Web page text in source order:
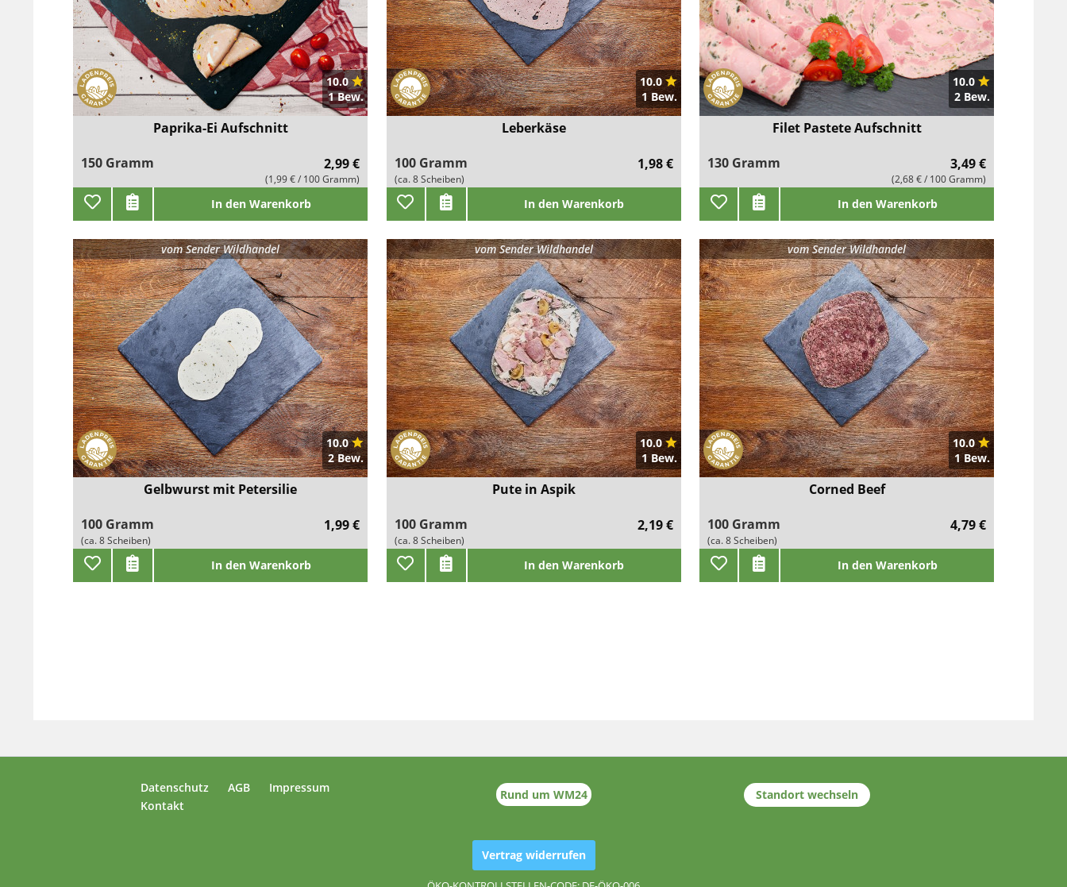
10.0
1 Bew.
Paprika-Ei Aufschnitt
150 Gramm
2,99 €
(1,99 € / 100 Gramm)
In den Warenkorb
10.0
1 Bew.
Leberkäse
100 Gramm
(ca. 8 Scheiben)
1,98 €
In den Warenkorb
10.0
2 Bew.
Filet Pastete Aufschnitt
130 Gramm
3,49 €
(2,68 € / 100 Gramm)
In den Warenkorb
vomSender Wildhandel
10.0
2 Bew.
Gelbwurst mit Petersilie
100 Gramm
(ca. 8 Scheiben)
1,99 €
In den Warenkorb
vomSender Wildhandel
10.0
1 Bew.
Pute in Aspik
100 Gramm
(ca. 8 Scheiben)
2,19 €
In den Warenkorb
vomSender Wildhandel
10.0
1 Bew.
Corned Beef
100 Gramm
(ca. 8 Scheiben)
4,79 €
In den Warenkorb
Datenschutz AGB
Impressum
Kontakt
Rund um WM24 Standort wechseln
Vertrag widerrufen